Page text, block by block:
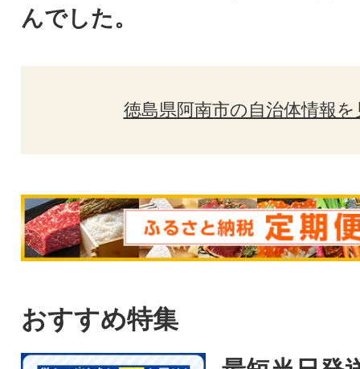
んでした。
徳島県阿南市の自治体情報を
おすすめ特集